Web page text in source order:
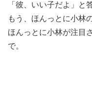
「彼、いい子だよ」と
もう、ほんっとに小林
ほんっとに小林が注目
で。